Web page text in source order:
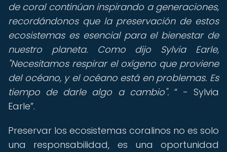
de coral continúan inspirando a generaciones,
recordándonos que la preservación de estos
ecosistemas es esencial para el bienestar de
nuestro planeta. Como dijo Sylvia Earle,
"Necesitamos respirar el oxígeno que proviene
del océano, y el océano está en problemas. Es
tiempo de darle algo a cambio".
- Sylvia
Earle .
Preservar los ecosistemas coralinos no es solo
una responsabilidad, es una oportunidad